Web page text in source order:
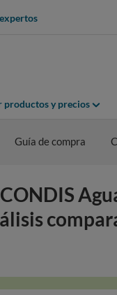
productos y precios
Guía de compra